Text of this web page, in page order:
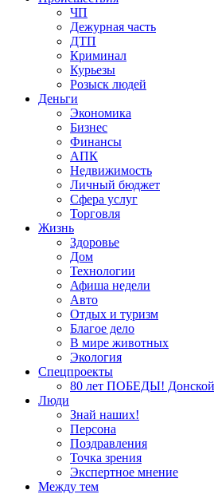
ЧП
Дежурная часть
ДТП
Криминал
Курьезы
Розыск людей
Деньги
Экономика
Бизнес
Финансы
АПК
Недвижимость
Личный бюджет
Сфера услуг
Торговля
Жизнь
Здоровье
Дом
Технологии
Афиша недели
Авто
Отдых и туризм
Благое дело
В мире животных
Экология
Спецпроекты
80 лет ПОБЕДЫ! Донской
Люди
Знай наших!
Персона
Поздравления
Точка зрения
Экспертное мнение
Между тем